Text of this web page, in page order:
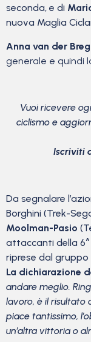
seconda, e di
nuova Maglia
Anna van der
generale e quindi
Vuoi ricevere
ciclismo e
Iscriviti
Da segnalare
Borghini (Trek-
Moolman-Pasio
attaccanti della
riprese dal gruppo
La dichiarazione
andare meglio.
lavoro, è il risultato
piace tantissimo,
un’altra vittoria o